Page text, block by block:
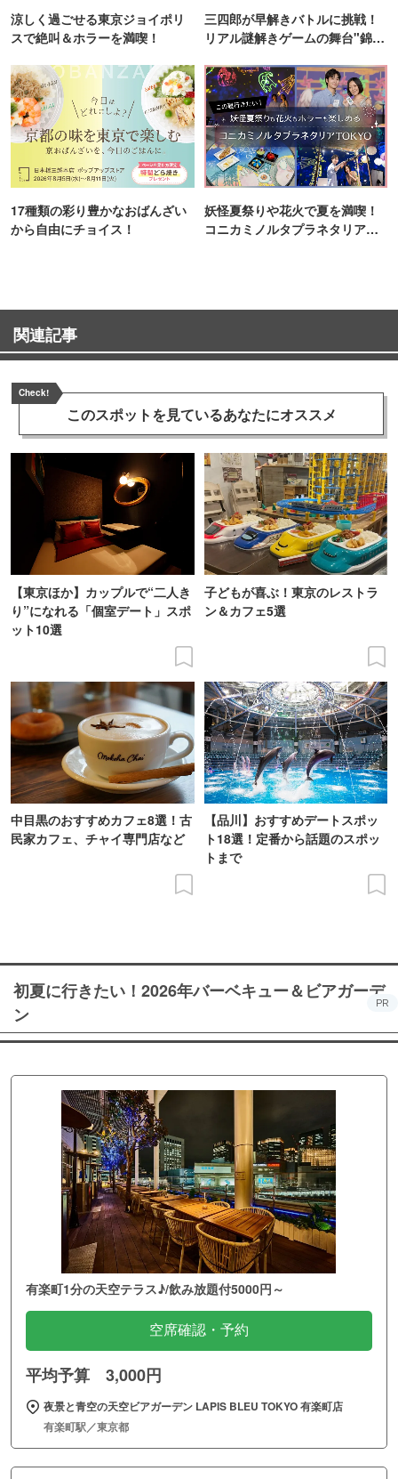
涼しく過ごせる東京ジョイポリ
スで絶叫＆ホラーを満喫！
三四郎が早解きバトルに挑戦！
リアル謎解きゲームの舞台"錦糸
17種類の彩り豊かなおばんざい
から自由にチョイス！
妖怪夏祭りや花火で夏を満喫！
コニカミノルタプラネタリア
関連記事
Check!
このスポットを見ているあなたにオススメ
【東京ほか】カップルで“二人き
り”になれる「個室デート」スポ
ット10選
子どもが喜ぶ！東京のレストラ
ン＆カフェ5選
中目黒のおすすめカフェ8選！古
民家カフェ、チャイ専門店など
【品川】おすすめデートスポッ
ト18選！定番から話題のスポッ
トまで
初夏に行きたい！2026年バーベキュー＆ビアガーデ
ン
PR
有楽町1分の天空テラス♪/飲み放題付5000円～
空席確認・予約
平均予算 3,000円
夜景と青空の天空ビアガーデン LAPIS BLEU TOKYO 有楽町店
有楽町駅／東京都